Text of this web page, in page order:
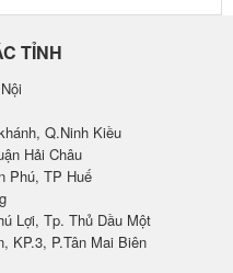
TỈNH
Q.Ninh Kiều
Hải Châu
Phú, TP Huế
Lợi, Tp. Thủ Dầu Một
KP.3, P.Tân Mai Biên